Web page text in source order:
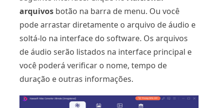
arquivos botão na barra de menu. Ou você
pode arrastar diretamente o arquivo de áudio e
soltá-lo na interface do software. Os arquivos
de áudio serão listados na interface principal e
você poderá verificar o nome, tempo de
duração e outras informações.